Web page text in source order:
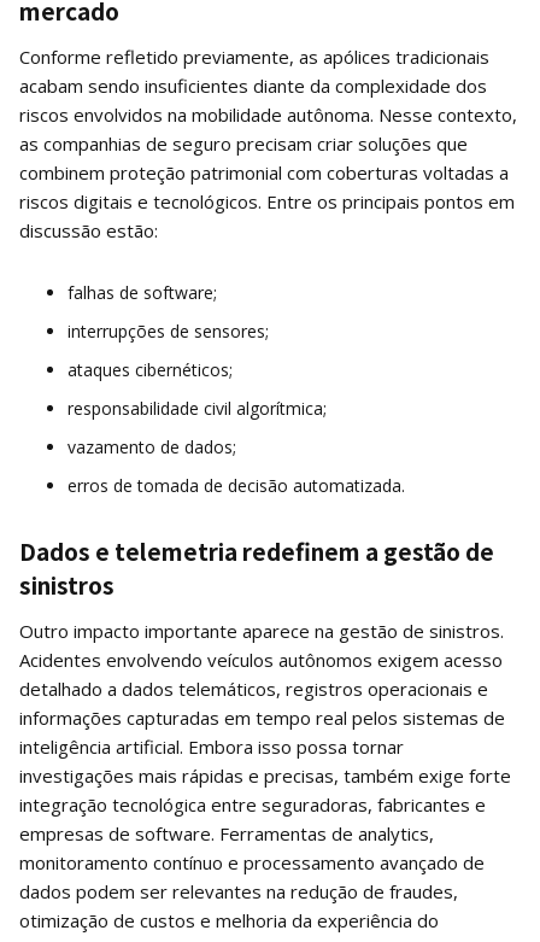
mercado
Conforme refletido previamente, as apólices tradicionais
acabam sendo insuficientes diante da complexidade dos
riscos envolvidos na mobilidade autônoma. Nesse contexto,
as companhias de seguro precisam criar soluções que
combinem proteção patrimonial com coberturas voltadas a
riscos digitais e tecnológicos. Entre os principais pontos em
discussão estão:
falhas de software;
interrupções de sensores;
ataques cibernéticos;
responsabilidade civil algorítmica;
vazamento de dados;
erros de tomada de decisão automatizada.
Dados e telemetria redefinem a gestão de
sinistros
Outro impacto importante aparece na gestão de sinistros.
Acidentes envolvendo veículos autônomos exigem acesso
detalhado a dados telemáticos, registros operacionais e
informações capturadas em tempo real pelos sistemas de
inteligência artificial. Embora isso possa tornar
investigações mais rápidas e precisas, também exige forte
integração tecnológica entre seguradoras, fabricantes e
empresas de software. Ferramentas de analytics,
monitoramento contínuo e processamento avançado de
dados podem ser relevantes na redução de fraudes,
otimização de custos e melhoria da experiência do